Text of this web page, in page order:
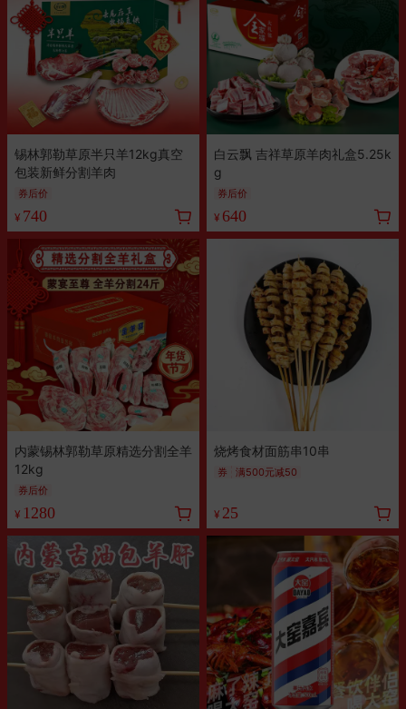
锡林郭勒草原半只羊12kg真空
包装新鲜分割羊肉
券后价
¥ 740
白云飘 吉祥草原羊肉礼盒5.25k
g
券后价
¥ 640
内蒙锡林郭勒草原精选分割全羊
12kg
券后价
¥ 1280
烧烤食材面筋串10串
券 满500元减50
¥ 25